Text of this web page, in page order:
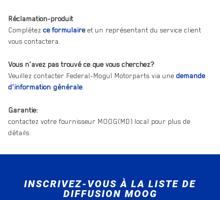
Réclamation-produit
Complétez ce formulaire et un représentant du service client
vous contactera.
Vous n’avez pas trouvé ce que vous cherchez?
Veuillez contacter Federal-Mogul Motorparts via une demande
d’information générale
Garantie:
contactez votre fournisseur MOOG(MD) local pour plus de
détails.
INSCRIVEZ-VOUS À LA LISTE DE
DIFFUSION MOOG